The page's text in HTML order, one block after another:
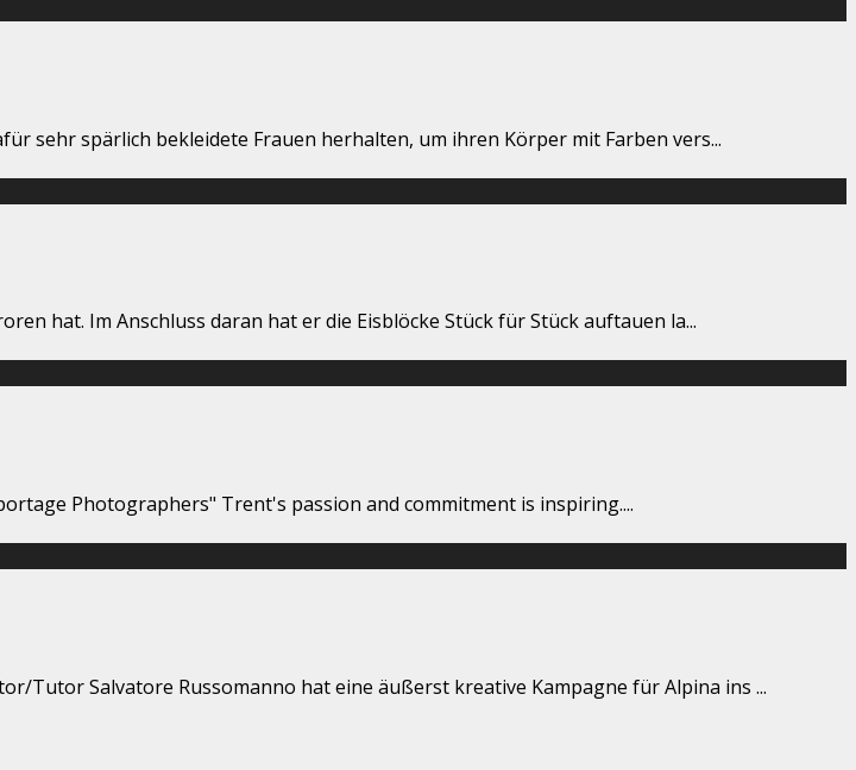
sehr spärlich bekleidete Frauen herhalten, um ihren Körper mit Farben vers...
hat. Im Anschluss daran hat er die Eisblöcke Stück für Stück auftauen la...
Photographers" Trent's passion and commitment is inspiring....
Tutor Salvatore Russomanno hat eine äußerst kreative Kampagne für Alpina ins ...